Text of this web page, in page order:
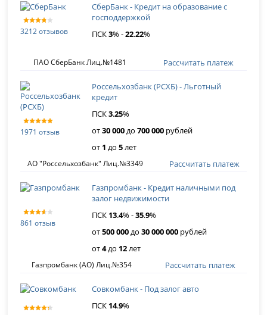
3212 отзывов
СберБанк - Кредит на образование с
господдержкой
ПСК3% -22.22%
ПАО СберБанк Лиц.№1481 Рассчитать платеж
1971 отзыв
Россельхозбанк (РСХБ) - Льготный
кредит
ПСК3.25%
от30 000до700 000 рублей
от 1 до5лет
АО "Россельхозбанк" Лиц.№3349 Рассчитать платеж
861 отзыв
Газпромбанк - Кредит наличными под
залог недвижимости
ПСК 13.4% -35.9%
от500 000до30 000 000 рублей
от4до 12лет
Газпромбанк (АО) Лиц.№354 Рассчитать платеж
Совкомбанк - Под залог авто
ПСК 14.9%